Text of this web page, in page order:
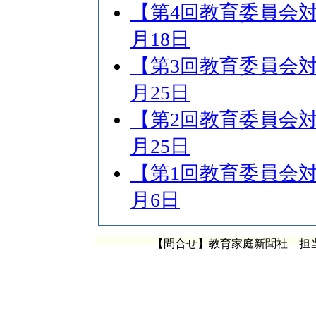
【第4回教育委員会
月18日
【第3回教育委員会
月25日
【第2回教育委員会
月25日
【第1回教育委員会
月6日
【問合せ】教育家庭新聞社